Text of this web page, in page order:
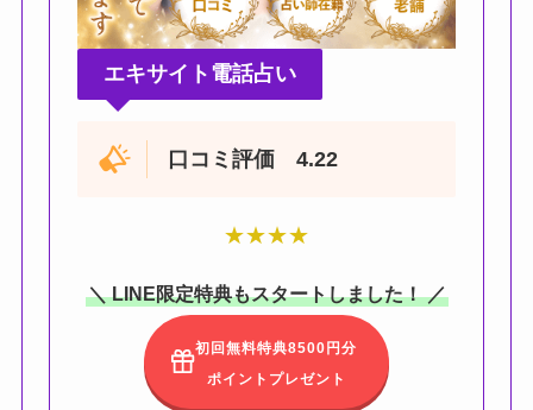
エキサイト電話占い
口コミ評価 4.22
★★★★
＼ LINE限定特典もスタートしました！ ／
初回無料特典8500円分
ポイントプレゼント